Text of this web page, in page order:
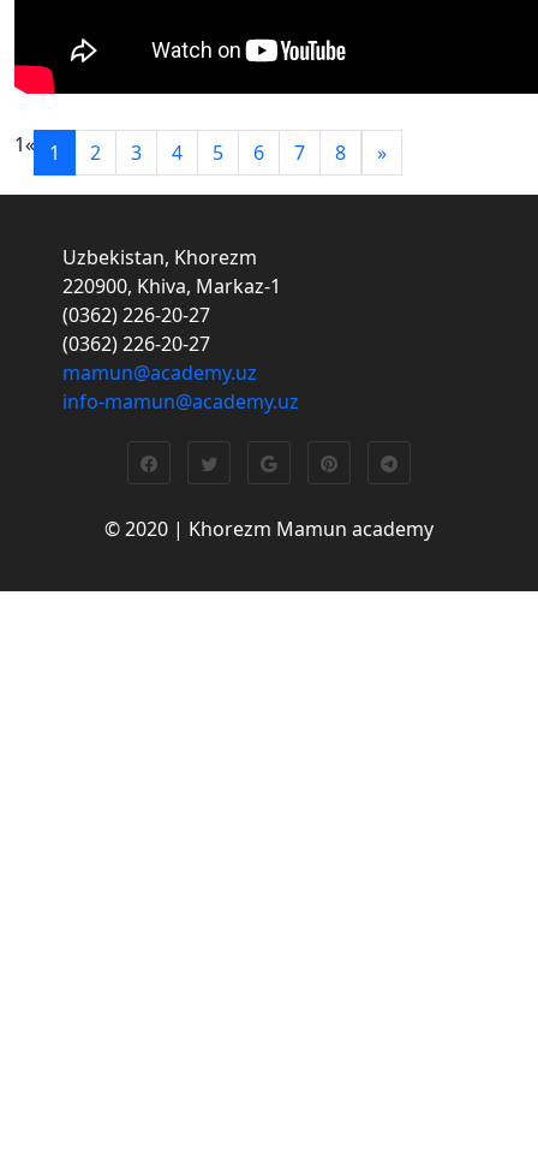
1« 1 2 3 4 5 6 7 8 »
Uzbekistan, Khorezm
220900, Khiva, Markaz-1
(0362) 226-20-27
(0362) 226-20-27
mamun@academy.uz
info-mamun@academy.uz
© 2020 | Khorezm Mamun academy